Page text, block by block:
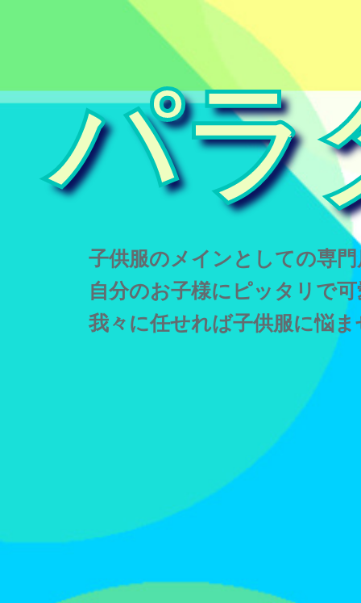
パラ
子供服のメインとしての専
自分のお子様にピッタリで
我々に任せれば子供服に悩